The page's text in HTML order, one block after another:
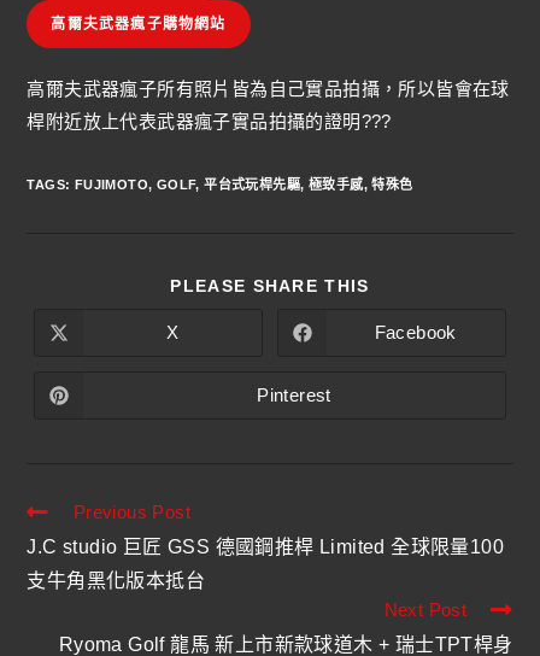
高爾夫武器瘋子購物網站
高爾夫武器瘋子所有照片皆為自己實品拍攝，所以皆會在球
桿附近放上代表武器瘋子實品拍攝的證明???
TAGS: FUJIMOTO, GOLF, 平台式玩桿先驅, 極致手感, 特殊色
PLEASE SHARE THIS
X Facebook
Pinterest
Previous Post
J.C studio 巨匠 GSS 德國鋼推桿 Limited 全球限量100
支牛角黑化版本抵台
Next Post
Ryoma Golf 龍馬 新上市新款球道木 + 瑞士TPT桿身